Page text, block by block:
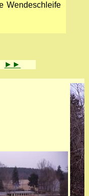
Wendeschleife
►►